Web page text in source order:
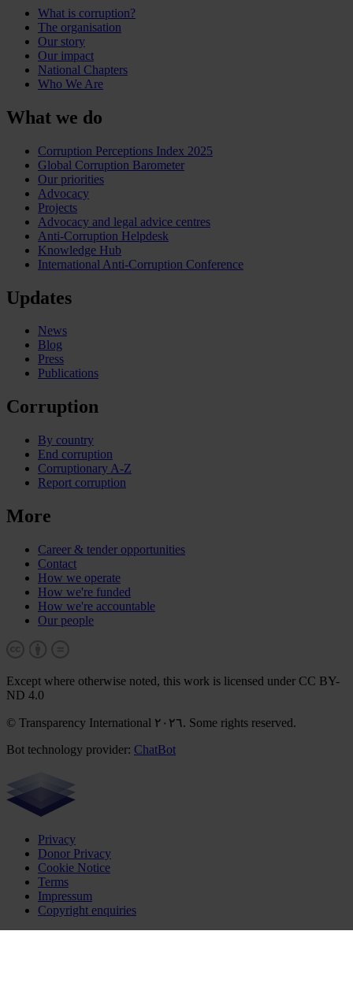
What is corruption?
The organisation
Our story
Our impact
National Chapters
Who We Are
What we do
Corruption Perceptions Index 2025
Global Corruption Barometer
Our priorities
Advocacy
Projects
Advocacy and legal advice centres
Anti-Corruption Helpdesk
Knowledge Hub
International Anti-Corruption Conference
Updates
News
Blog
Press
Publications
Corruption
By country
End corruption
Corruptionary A-Z
Report corruption
More
Career & tender opportunities
Contact
How we operate
How we're funded
How we're accountable
Our people
Except where otherwise noted, this work is licensed under CC BY-
ND 4.0
© Transparency International ٢٠٢٦. Some rights reserved.
Bot technology provider: ChatBot
Privacy
Donor Privacy
Cookie Notice
Terms
Impressum
Copyright enquiries